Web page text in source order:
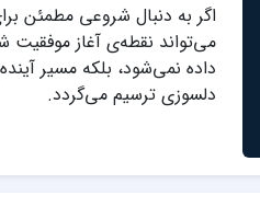
اگر به دنبال شروعی مطمئن
می‌تواند نقطه‌ی آغاز موفقیت
داده نمی‌شود، بلکه مسیر
دلسوزی ترسیم می‌گردد.